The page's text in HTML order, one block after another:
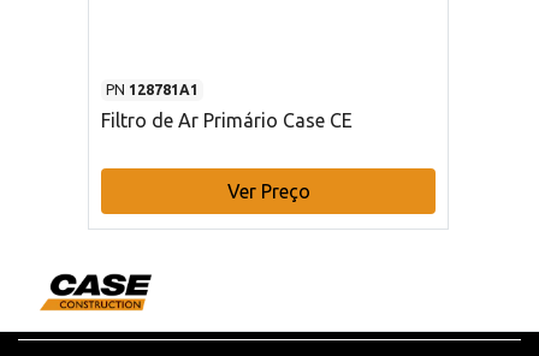
PN 128781A1
Filtro de Ar Primário Case CE
Ver Preço